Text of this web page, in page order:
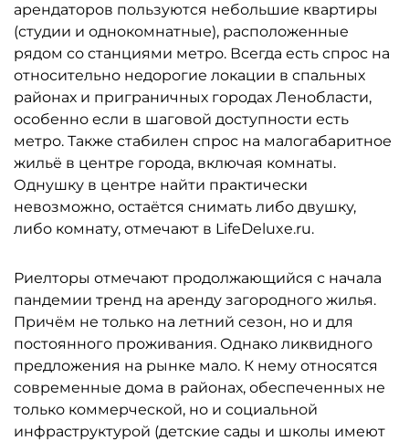
арендаторов пользуются небольшие квартиры
(студии и однокомнатные), расположенные
рядом со станциями метро. Всегда есть спрос на
относительно недорогие локации в спальных
районах и приграничных городах Ленобласти,
особенно если в шаговой доступности есть
метро. Также стабилен спрос на малогабаритное
жильё в центре города, включая комнаты.
Однушку в центре найти практически
невозможно, остаётся снимать либо двушку,
либо комнату, отмечают в LifeDeluxe.ru.
Риелторы отмечают продолжающийся с начала
пандемии тренд на аренду загородного жилья.
Причём не только на летний сезон, но и для
постоянного проживания. Однако ликвидного
предложения на рынке мало. К нему относятся
современные дома в районах, обеспеченных не
только коммерческой, но и социальной
инфраструктурой (детские сады и школы имеют